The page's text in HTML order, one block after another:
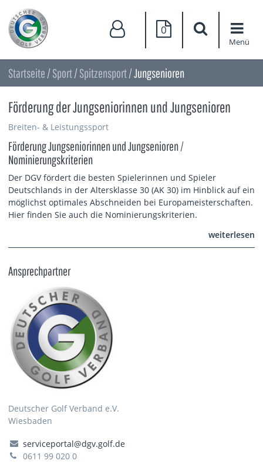
0
Menü
Startseite /Sport/Spitzensport/Jungsenioren
Förderung der Jungseniorinnen und Jungsenioren
Breiten- & Leistungssport
Förderung Jungseniorinnen und Jungsenioren /
Nominierungskriterien
Der DGV fördert die besten Spielerinnen und Spieler
Deutschlands in der Altersklasse 30 (AK 30) im Hinblick auf ein
möglichst optimales Abschneiden bei Europameisterschaften.
Hier finden Sie auch die Nominierungskriterien.
weiterlesen
Ansprechpartner
Deutscher Golf Verband e.V.
Wiesbaden
serviceportal@dgv.golf.de
0611 99 020 0